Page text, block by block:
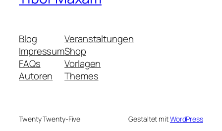
Blog
Impressum
FAQs
Autoren
Veranstaltungen
Shop
Vorlagen
Themes
Twenty Twenty-Five Gestaltet mitWordPress